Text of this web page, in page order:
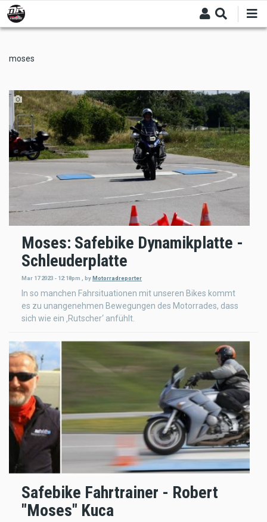
Skip
to
main
moses
Moses: Safebike Dynamikplatte -
Schleuderplatte
Mar 17 2023 - 12:18pm , by Motorradreporter
In so manchen Fahrsituationen mit unseren Bikes kommt
es zu unangenehmen Bewegungen des Motorrades, dass
sich wie ein ‚Rutscher‘ anfühlt.
Safebike Fahrtrainer - Robert
"Moses" Kuca